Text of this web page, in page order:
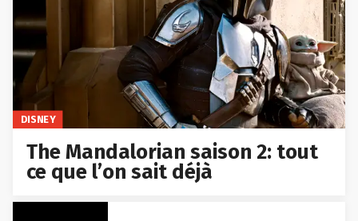
DISNEY
The Mandalorian saison 2: tout
ce que l’on sait déjà